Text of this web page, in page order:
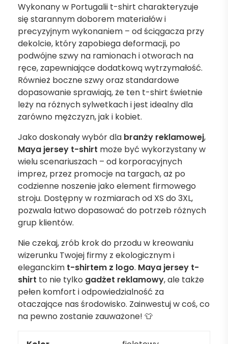
Wykonany w Portugalii t-shirt charakteryzuje
się starannym doborem materiałów i
precyzyjnym wykonaniem – od ściągacza przy
dekolcie, który zapobiega deformacji, po
podwójne szwy na ramionach i otworach na
ręce, zapewniające dodatkową wytrzymałość.
Również boczne szwy oraz standardowe
dopasowanie sprawiają, że ten t-shirt świetnie
leży na różnych sylwetkach i jest idealny dla
zarówno mężczyzn, jak i kobiet.
Jako doskonały wybór dla branży reklamowej,
Maya jersey t-shirt może być wykorzystany w
wielu scenariuszach – od korporacyjnych
imprez, przez promocje na targach, aż po
codzienne noszenie jako element firmowego
stroju. Dostępny w rozmiarach od XS do 3XL,
pozwala łatwo dopasować do potrzeb różnych
grup klientów.
Nie czekaj, zrób krok do przodu w kreowaniu
wizerunku Twojej firmy z ekologicznym i
eleganckim t-shirtem z logo. Maya jersey t-
shirt to nie tylko gadżet reklamowy, ale także
pełen komfort i odpowiedzialność za
otaczające nas środowisko. Zainwestuj w coś, co
na pewno zostanie zauważone! 👕